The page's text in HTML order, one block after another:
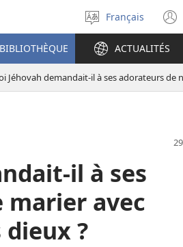
Sélectionner
la
langue
Français
BIBLIOTHÈQUE ACTUALITÉS
il à ses
marier avec
dieux ?